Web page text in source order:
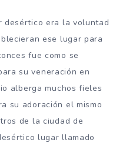
desértico era la voluntad
ese lugar para
fue como se
su veneración en
alberga muchos fieles
su adoración el mismo
de la ciudad de
lugar llamado